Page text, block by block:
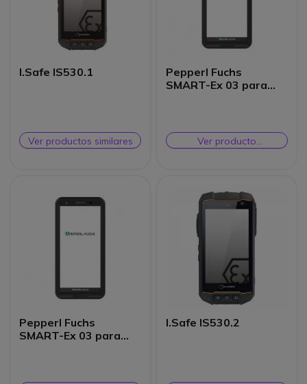
I.Safe IS530.1
Ver productos similares
Pepperl Fuchs
SMART-Ex 03 para
Ver producto
alternativo
Pepperl Fuchs
SMART-Ex 03 para
I.Safe IS530.2